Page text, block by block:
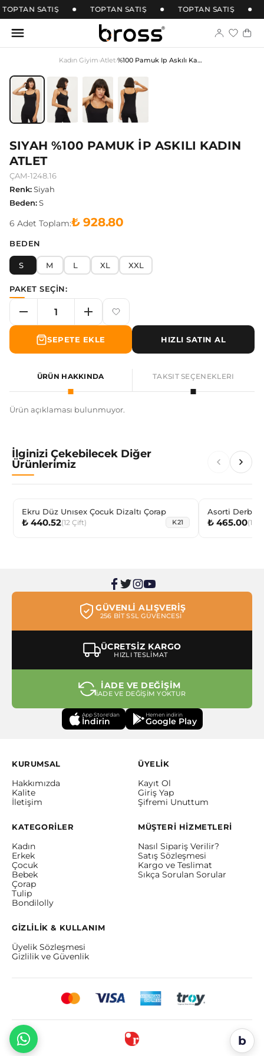
TOPTAN SATIŞ TOPTAN SATIŞ TOPTAN SATIŞ
Kadın Giyim›Atlet› %100 Pamuk İp Askılı Kadın Atlet
SIYAH %100 PAMUK İP ASKILI KADIN
ATLET
ÇAM-1248.16
Renk:Siyah
Beden:S
6 Adet Toplam:₺ 928.80
BEDEN
S M L XL XXL
PAKET SEÇİN:
SEPETE EKLE HIZLI SATIN AL
ÜRÜN HAKKINDA TAKSIT SEÇENEKLERI
Ürün açıklaması bulunmuyor.
İlginizi Çekebilecek Diğer
Ürünlerimiz
Ekru Düz Unısex Çocuk Dizaltı Çorap
₺ 440.52(12 Çift) K21
Asorti Derbili
Çorabı
₺ 465.00(12
GÜVENLİ ALIŞVERİŞ
256 BİT SSL GÜVENCESİ
ÜCRETSİZ KARGO
HIZLI TESLİMAT
İADE VE DEĞİŞİM
İADE VE DEĞİŞİM YOKTUR
App Store'dan
İndirin
Hemen indirin
Google Play
KURUMSAL
Hakkımızda
Kalite
İletişim
ÜYELİK
Kayıt Ol
Giriş Yap
Şifremi Unuttum
KATEGORİLER
Kadın
Erkek
Çocuk
Bebek
Çorap
Tulip
Bondilolly
MÜŞTERİ HİZMETLERİ
Nasıl Sipariş Verilir?
Satış Sözleşmesi
Kargo ve Teslimat
Sıkça Sorulan Sorular
GİZLİLİK & KULLANIM
Üyelik Sözleşmesi
Gizlilik ve Güvenlik
b